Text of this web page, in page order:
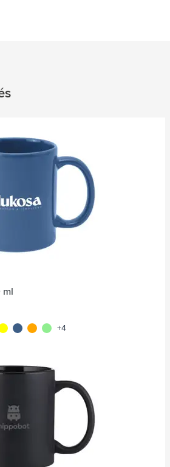
bleu/bleu
orangevert clair
+4